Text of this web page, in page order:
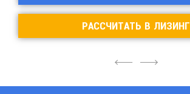
4
РАССЧИТАТЬ В ЛИЗИНГ
6